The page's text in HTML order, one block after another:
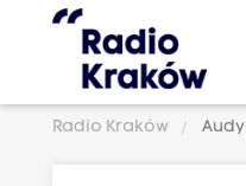
Radio Kraków